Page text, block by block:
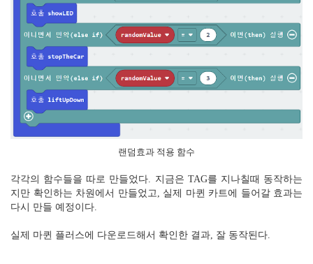
랜덤효과 적용 함수
각각의 함수들을 따로 만들었다. 지금은 TAG를 지나칠때 동작하는
지만 확인하는 차원에서 만들었고, 실제 마퀸 카트에 들어갈 효과는
다시 만들 예정이다.
실제 마퀸 플러스에 다운로드해서 확인한 결과, 잘 동작된다.